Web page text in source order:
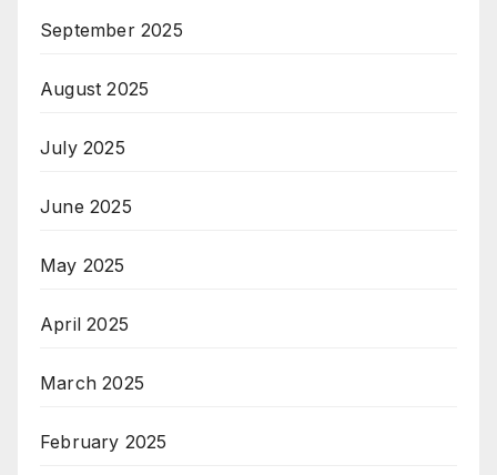
September 2025
August 2025
July 2025
June 2025
May 2025
April 2025
March 2025
February 2025